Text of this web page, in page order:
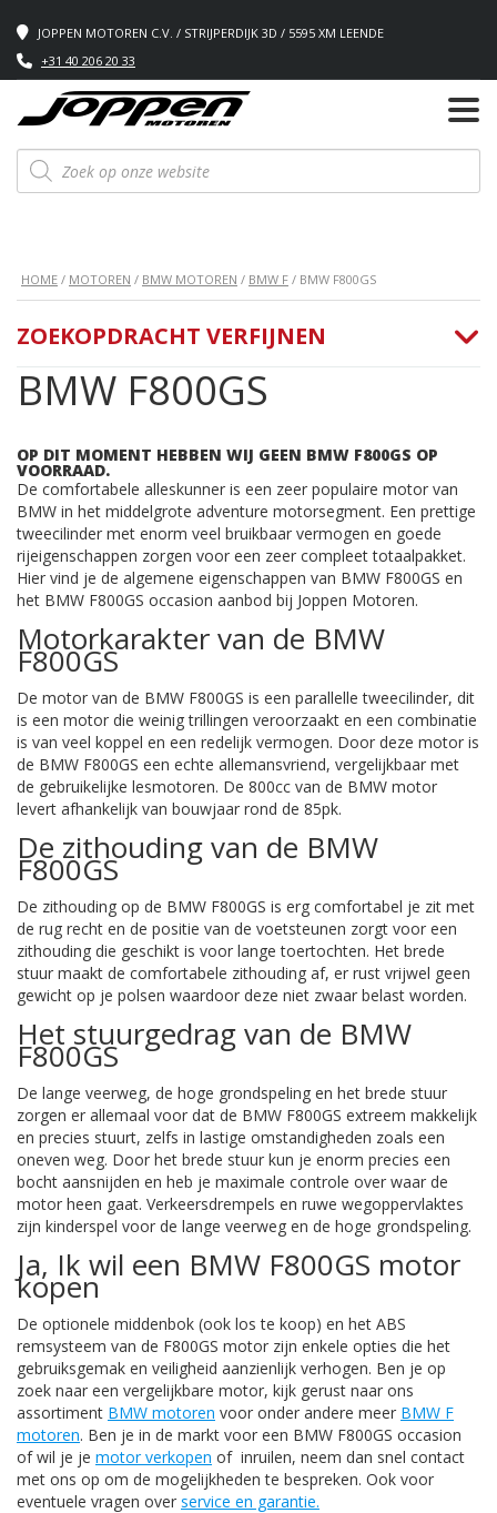
JOPPEN MOTOREN C.V. / STRIJPERDIJK 3D / 5595 XM LEENDE
+31 40 206 20 33
Producten
zoeken
HOME / MOTOREN / BMW MOTOREN / BMW F / BMW F800GS
BMW F800GS
OP DIT MOMENT HEBBEN WIJ GEEN BMW F800GS OP
VOORRAAD.
De comfortabele alleskunner is een zeer populaire motor van
BMW in het middelgrote adventure motorsegment. Een prettige
tweecilinder met enorm veel bruikbaar vermogen en goede
rijeigenschappen zorgen voor een zeer compleet totaalpakket.
Hier vind je de algemene eigenschappen van BMW F800GS en
het BMW F800GS occasion aanbod bij Joppen Motoren.
Motorkarakter van de BMW
F800GS
De motor van de BMW F800GS is een parallelle tweecilinder, dit
is een motor die weinig trillingen veroorzaakt en een combinatie
is van veel koppel en een redelijk vermogen. Door deze motor is
de BMW F800GS een echte allemansvriend, vergelijkbaar met
de gebruikelijke lesmotoren. De 800cc van de BMW motor
levert afhankelijk van bouwjaar rond de 85pk.
De zithouding van de BMW
F800GS
De zithouding op de BMW F800GS is erg comfortabel je zit met
de rug recht en de positie van de voetsteunen zorgt voor een
zithouding die geschikt is voor lange toertochten. Het brede
stuur maakt de comfortabele zithouding af, er rust vrijwel geen
gewicht op je polsen waardoor deze niet zwaar belast worden.
Het stuurgedrag van de BMW
F800GS
De lange veerweg, de hoge grondspeling en het brede stuur
zorgen er allemaal voor dat de BMW F800GS extreem makkelijk
en precies stuurt, zelfs in lastige omstandigheden zoals een
oneven weg. Door het brede stuur kun je enorm precies een
bocht aansnijden en heb je maximale controle over waar de
motor heen gaat. Verkeersdrempels en ruwe wegoppervlaktes
zijn kinderspel voor de lange veerweg en de hoge grondspeling.
Ja, Ik wil een BMW F800GS motor
kopen
De optionele middenbok (ook los te koop) en het ABS
remsysteem van de F800GS motor zijn enkele opties die het
gebruiksgemak en veiligheid aanzienlijk verhogen. Ben je op
zoek naar een vergelijkbare motor, kijk gerust naar ons
assortiment BMW motoren voor onder andere meer BMW F
motoren. Ben je in de markt voor een BMW F800GS occasion
of wil je je motor verkopen of inruilen, neem dan snel contact
met ons op om de mogelijkheden te bespreken. Ook voor
eventuele vragen over service en garantie.
ZOEKOPDRACHT VERFIJNEN